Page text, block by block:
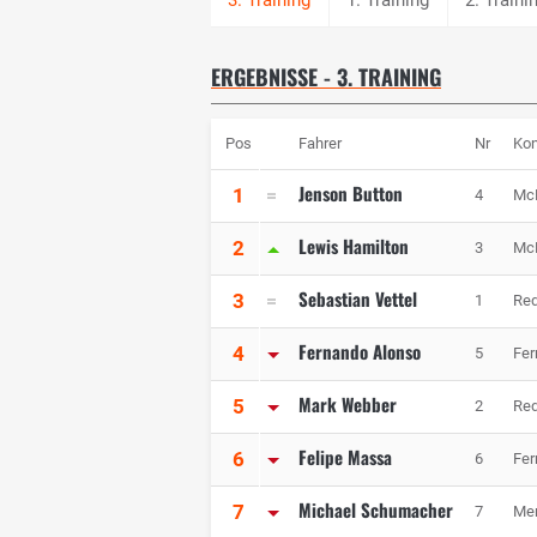
ERGEBNISSE - 3. TRAINING
Pos Fahrer Nr
1 Jenson Button 4
2 Lewis Hamilton 3
3 Sebastian Vettel 1
4 Fernando Alonso 5
5 Mark Webber 2
6 Felipe Massa 6
7 Michael Schumacher 7